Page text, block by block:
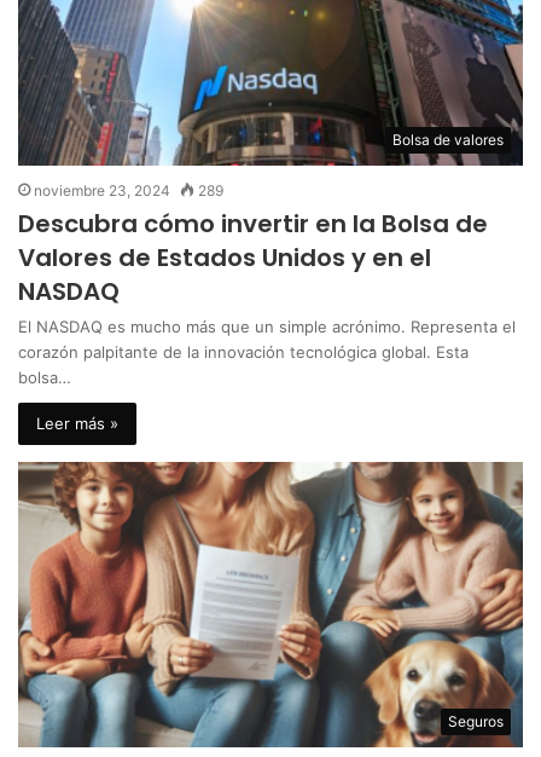
Bolsa de valores
noviembre 23, 2024 289
Descubra cómo invertir en la Bolsa de
Valores de Estados Unidos y en el
NASDAQ
El NASDAQ es mucho más que un simple acrónimo. Representa el
corazón palpitante de la innovación tecnológica global. Esta
bolsa…
Leer más »
Seguros